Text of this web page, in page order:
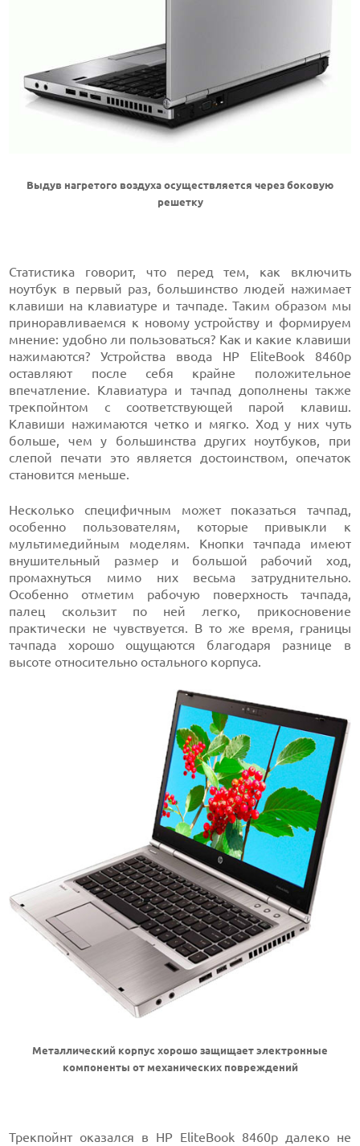
Выдув нагретого воздуха осуществляется через боковую
решетку
Статистика говорит, что перед тем, как включить
ноутбук в первый раз, большинство людей нажимает
клавиши на клавиатуре и тачпаде. Таким образом мы
приноравливаемся к новому устройству и формируем
мнение: удобно ли пользоваться? Как и какие клавиши
нажимаются? Устройства ввода HP EliteBook 8460p
оставляют после себя крайне положительное
впечатление. Клавиатура и тачпад дополнены также
трекпойнтом с соответствующей парой клавиш.
Клавиши нажимаются четко и мягко. Ход у них чуть
больше, чем у большинства других ноутбуков, при
слепой печати это является достоинством, опечаток
становится меньше.
Несколько специфичным может показаться тачпад,
особенно пользователям, которые привыкли к
мультимедийным моделям. Кнопки тачпада имеют
внушительный размер и большой рабочий ход,
промахнуться мимо них весьма затруднительно.
Особенно отметим рабочую поверхность тачпада,
палец скользит по ней легко, прикосновение
практически не чувствуется. В то же время, границы
тачпада хорошо ощущаются благодаря разнице в
высоте относительно остального корпуса.
Металлический корпус хорошо защищает электронные
компоненты от механических повреждений
Трекпойнт оказался в HP EliteBook 8460p далеко не